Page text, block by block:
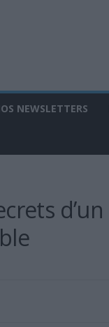
NEWSLETTERS
d’un